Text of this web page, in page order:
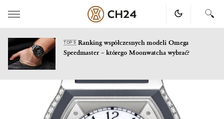
TOP 5Ranking współczesnych modeli Omega
Speedmaster – którego Moonwatcha wybrać?